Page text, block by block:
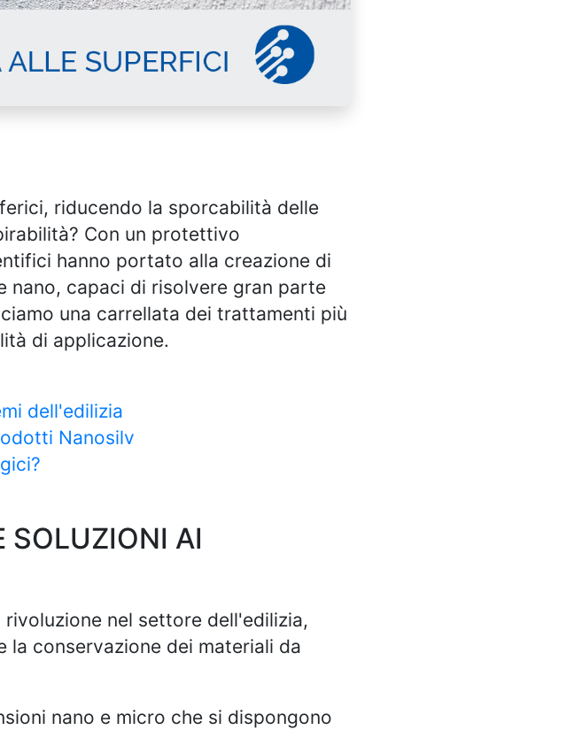
riducendo la sporcabilità delle
Con un protettivo
hanno portato alla creazione di
nano, capaci di risolvere gran parte
una carrellata dei trattamenti più
di applicazione.
dell'edilizia
Nanosilv
SOLUZIONI AI
nel settore dell'edilizia,
conservazione dei materiali da
nano e micro che si dispongono